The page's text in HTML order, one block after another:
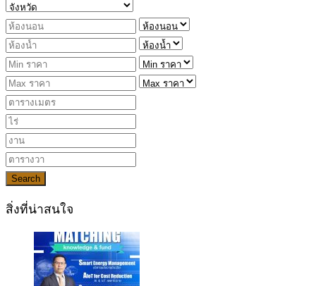
Search
สิ่งที่น่าสนใจ